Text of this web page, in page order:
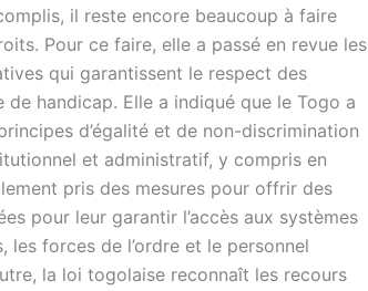
il reste encore beaucoup à faire
Pour ce faire, elle a passé en revue les
qui garantissent le respect des
handicap. Elle a indiqué que le Togo a
d’égalité et de non-discrimination
et administratif, y compris en
pris des mesures pour offrir des
pour leur garantir l’accès aux systèmes
forces de l’ordre et le personnel
la loi togolaise reconnaît les recours